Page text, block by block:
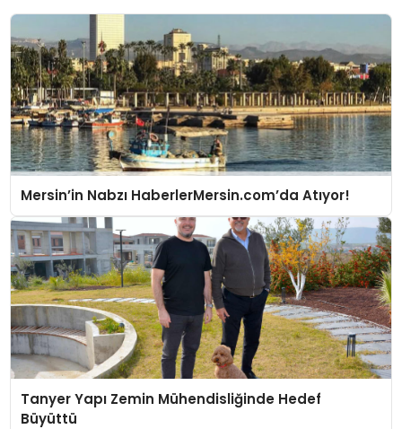
Mersin’in Nabzı HaberlerMersin.com’da Atıyor!
Tanyer Yapı Zemin Mühendisliğinde Hedef
Büyüttü